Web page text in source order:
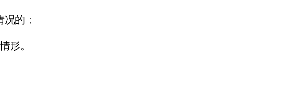
的；
形。